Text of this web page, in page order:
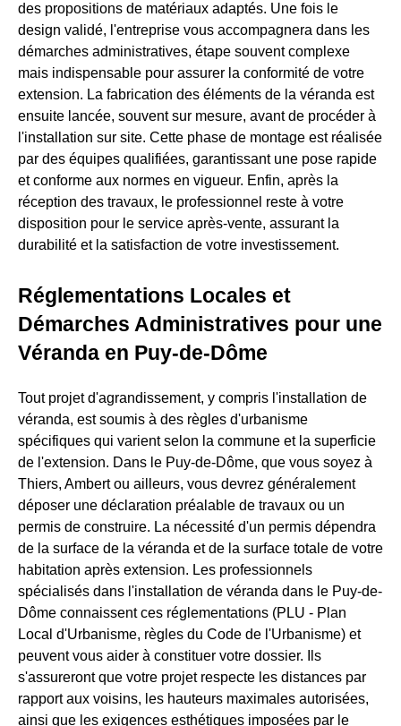
des propositions de matériaux adaptés. Une fois le
design validé, l'entreprise vous accompagnera dans les
démarches administratives, étape souvent complexe
mais indispensable pour assurer la conformité de votre
extension. La fabrication des éléments de la véranda est
ensuite lancée, souvent sur mesure, avant de procéder à
l'installation sur site. Cette phase de montage est réalisée
par des équipes qualifiées, garantissant une pose rapide
et conforme aux normes en vigueur. Enfin, après la
réception des travaux, le professionnel reste à votre
disposition pour le service après-vente, assurant la
durabilité et la satisfaction de votre investissement.
Réglementations Locales et
Démarches Administratives pour une
Véranda en Puy-de-Dôme
Tout projet d'agrandissement, y compris l'installation de
véranda, est soumis à des règles d'urbanisme
spécifiques qui varient selon la commune et la superficie
de l'extension. Dans le Puy-de-Dôme, que vous soyez à
Thiers, Ambert ou ailleurs, vous devrez généralement
déposer une déclaration préalable de travaux ou un
permis de construire. La nécessité d'un permis dépendra
de la surface de la véranda et de la surface totale de votre
habitation après extension. Les professionnels
spécialisés dans l'installation de véranda dans le Puy-de-
Dôme connaissent ces réglementations (PLU - Plan
Local d'Urbanisme, règles du Code de l'Urbanisme) et
peuvent vous aider à constituer votre dossier. Ils
s'assureront que votre projet respecte les distances par
rapport aux voisins, les hauteurs maximales autorisées,
ainsi que les exigences esthétiques imposées par le